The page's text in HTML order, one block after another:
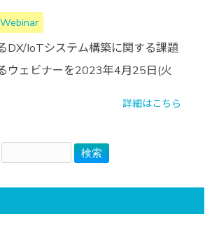
Webinar
DX/IoTシステム構築に関する課題
ウェビナーを2023年4月25日(火
詳細はこちら